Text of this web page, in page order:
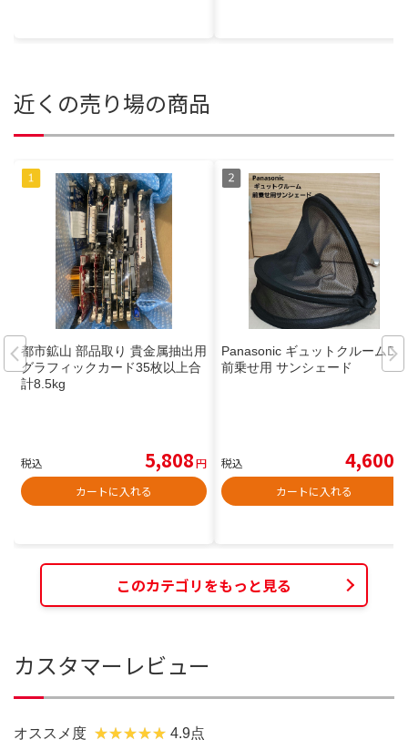
近くの売り場の商品
都市鉱山 部品取り 貴金属抽出用
グラフィックカード35枚以上合
計8.5kg
税込 5,808円
カートに入れる
Panasonic ギュットクルームDX
前乗せ用 サンシェード
税込 4,600
カートに入れる
このカテゴリをもっと見る
カスタマーレビュー
オススメ度 4.9点